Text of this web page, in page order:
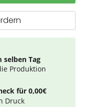
selben Tag
Produktion
für 0,00€
Druck